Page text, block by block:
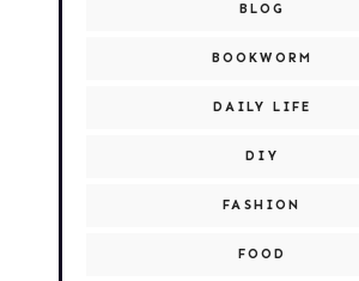
BLOG
BOOKWORM
DAILY LIFE
DIY
FASHION
FOOD